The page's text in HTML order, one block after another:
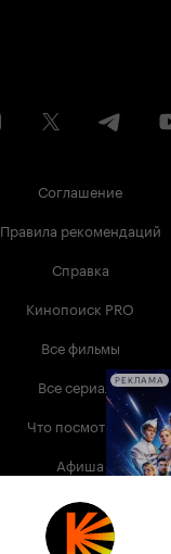
Соглашение
Правила рекомендаций
Справка
Кинопоиск PRO
Все фильмы
Все сериалы
Что посмотреть
Афиша
Музыка
Телепрограмма
РЕКЛАМА